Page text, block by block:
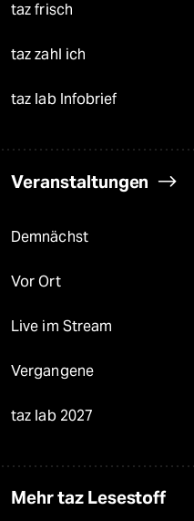
taz frisch
taz zahl ich
taz lab Infobrief
Veranstaltungen
Demnächst
Vor Ort
Live im Stream
Vergangene
taz lab 2027
Mehr taz Lesestoff